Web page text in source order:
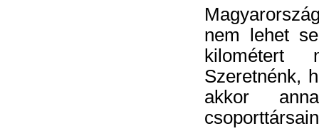
nem lehet
kilométert
Szeretnénk,
akkor